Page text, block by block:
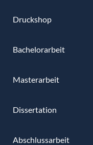
Druckshop
Bachelorarbeit
Masterarbeit
Dissertation
Abschlussarbeit